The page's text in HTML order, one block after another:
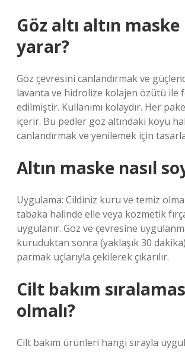
Göz altı altın
yarar?
Göz çevresini canlandırmak ve
lavanta ve hidrolize kolajen özütü ile
edilmiştir. Kullanımı kolaydır. Her
içerir. Bu pedler göz altındaki koyu
canlandırmak ve yenilemek için
Altın maske nasıl
Uygulama: Cildiniz kuru ve temiz
tabaka halinde elle veya kozmetik
uygulanır. Göz ve çevresine
kuruduktan sonra (yaklaşık 30
parmak uçlarıyla çekilerek çıkarılır.
Cilt bakım
olmalı?
Cilt bakım ürünleri hangi sırayla